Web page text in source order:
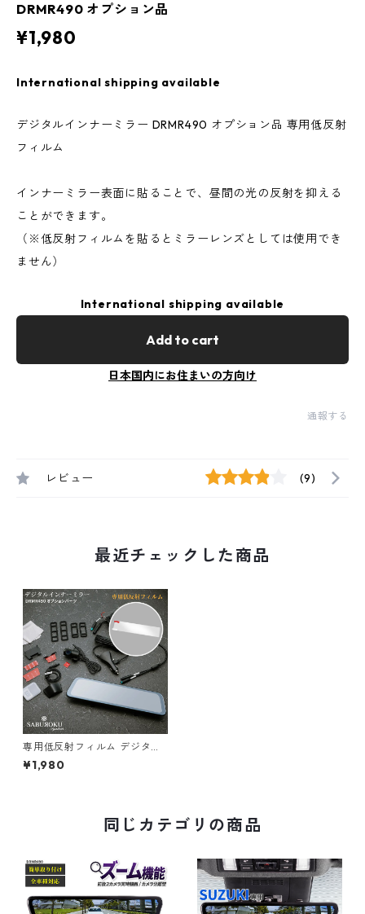
DRMR490 オプション品
¥1,980
International shipping available
デジタルインナーミラー DRMR490 オプション品 専用低反射
フィルム
インナーミラー表面に貼ることで、昼間の光の反射を抑える
ことができます。
（※低反射フィルムを貼るとミラーレンズとしては使用でき
ません）
International shipping available
Add to cart
日本国内にお住まいの方向け
通報する
レビュー (9)
最近チェックした商品
専用低反射フィルム デジタル
インナーミラー DRMR490 オ
プション品
¥1,980
同じカテゴリの商品